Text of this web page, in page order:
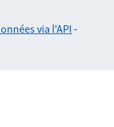
via l'API -